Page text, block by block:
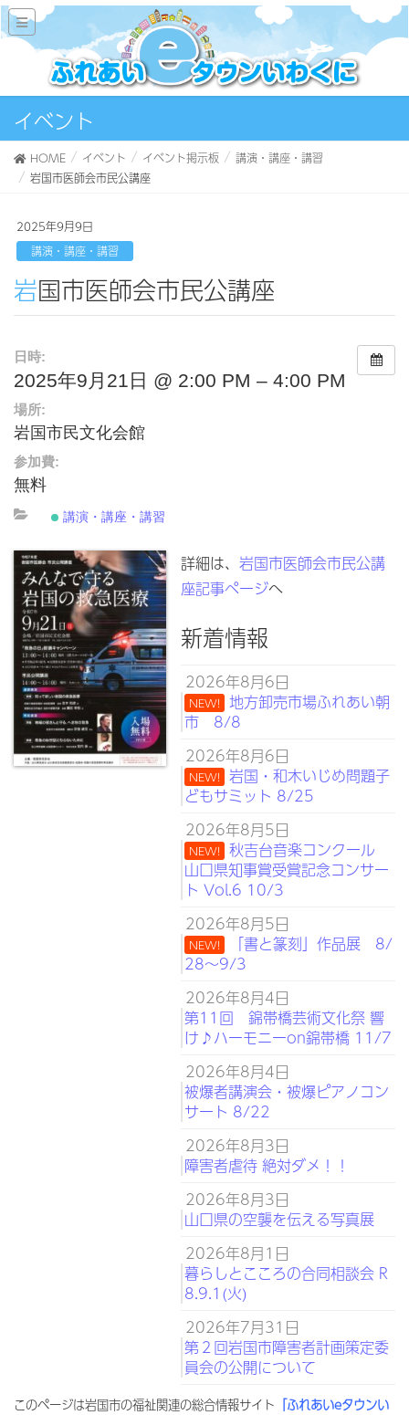
イベント
HOME イベント イベント掲示板
講演・講座・講習
岩国市医師会市民公講座
2025年9月9日
講演・講座・講習
岩国市医師会市民公講座
日時:
2025年9月21日 @ 2:00 PM – 4:00 PM
場所:
岩国市民文化会館
参加費:
無料
講演・講座・講習
詳細は、岩国市医師会市民公講
座記事ページへ
新着情報
2026年8月6日
NEW! 地方卸売市場ふれあい朝
市 8/8
2026年8月6日
NEW! 岩国・和木いじめ問題子
どもサミット 8/25
2026年8月5日
NEW! 秋吉台音楽コンクール
山口県知事賞受賞記念コンサー
ト Vol.6 10/3
2026年8月5日
NEW!
「書と篆刻」作品展 8/
28～9/3
2026年8月4日
第11回 錦帯橋芸術文化祭 響
け♪ハーモニーon錦帯橋 11/7
2026年8月4日
被爆者講演会・被爆ピアノコン
サート 8/22
2026年8月3日
障害者虐待 絶対ダメ！！
2026年8月3日
山口県の空襲を伝える写真展
2026年8月1日
暮らしとこころの合同相談会 R
8.9.1(火)
2026年7月31日
第２回岩国市障害者計画策定委
員会の公開について
このページは岩国市の福祉関連の総合情報サイト 「ふれあいeタウンい